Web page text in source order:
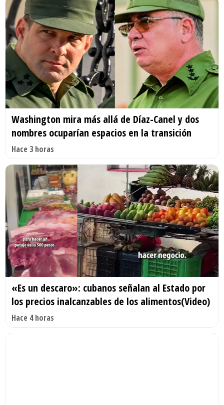
Washington mira más allá de Díaz-Canel y dos
nombres ocuparían espacios en la transición
Hace 3 horas
«Es un descaro»: cubanos señalan al Estado por
los precios inalcanzables de los alimentos(Video)
Hace 4 horas